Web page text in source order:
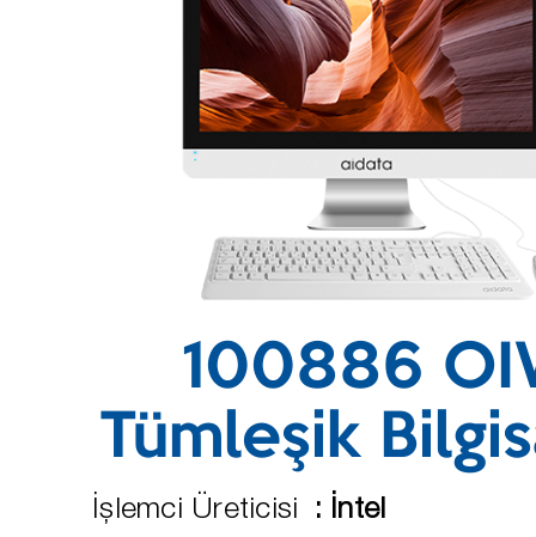
100886
Tümleşik
İşlemci Üreticisi : İntel